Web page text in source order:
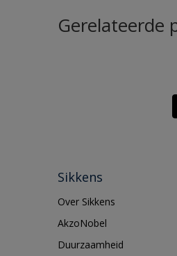
Gerelateerde
Sikkens
Over Sikkens
AkzoNobel
Duurzaamheid